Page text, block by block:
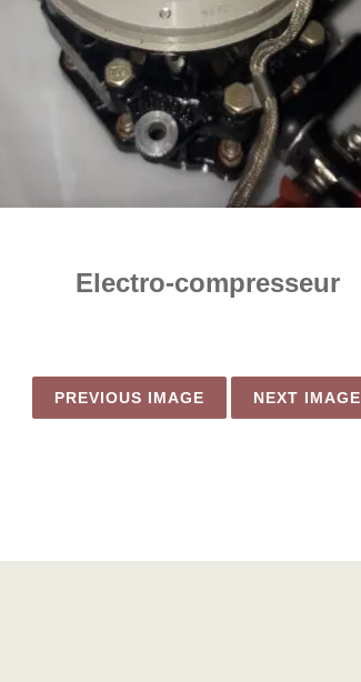
Electro-compresseur
PREVIOUS IMAGE NEXT IMAGE